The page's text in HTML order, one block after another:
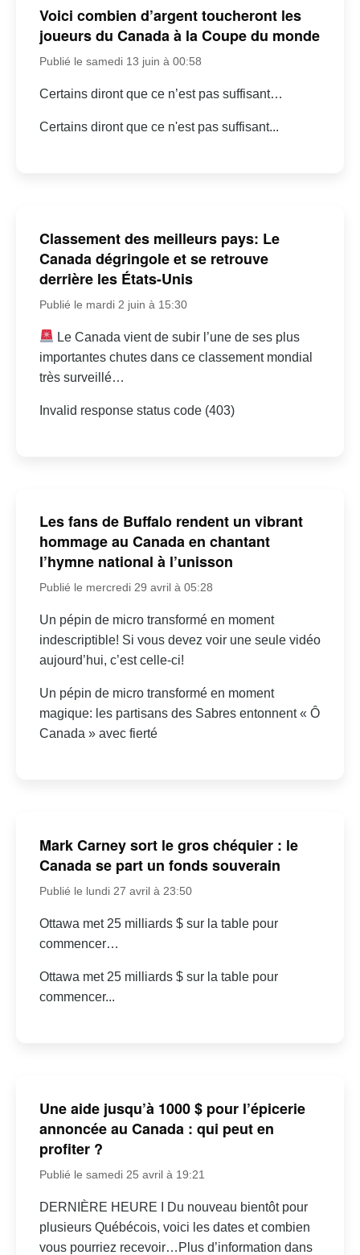
Voici combien d’argent toucheront les
joueurs du Canada à la Coupe du monde
Publié le samedi 13 juin à 00:58
Certains diront que ce n’est pas suffisant…
Certains diront que ce n'est pas suffisant...
Classement des meilleurs pays: Le
Canada dégringole et se retrouve
derrière les États-Unis
Publié le mardi 2 juin à 15:30
Le Canada vient de subir l’une de ses plus
importantes chutes dans ce classement mondial
très surveillé…
Invalid response status code (403)
Les fans de Buffalo rendent un vibrant
hommage au Canada en chantant
l’hymne national à l’unisson
Publié le mercredi 29 avril à 05:28
Un pépin de micro transformé en moment
indescriptible! Si vous devez voir une seule vidéo
aujourd’hui, c’est celle-ci!
Un pépin de micro transformé en moment
magique: les partisans des Sabres entonnent « Ô
Canada » avec fierté
Mark Carney sort le gros chéquier : le
Canada se part un fonds souverain
Publié le lundi 27 avril à 23:50
Ottawa met 25 milliards $ sur la table pour
commencer…
Ottawa met 25 milliards $ sur la table pour
commencer...
Une aide jusqu’à 1000 $ pour l’épicerie
annoncée au Canada : qui peut en
profiter ?
Publié le samedi 25 avril à 19:21
DERNIÈRE HEURE I Du nouveau bientôt pour
plusieurs Québécois, voici les dates et combien
vous pourriez recevoir…Plus d’information dans